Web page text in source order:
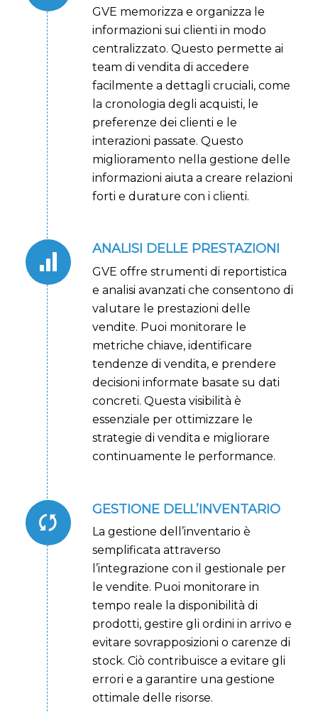
GVE memorizza e organizza le
informazioni sui clienti in modo
centralizzato. Questo permette ai
team di vendita di accedere
facilmente a dettagli cruciali, come
la cronologia degli acquisti, le
preferenze dei clienti e le
interazioni passate. Questo
miglioramento nella gestione delle
informazioni aiuta a creare relazioni
forti e durature con i clienti.
ANALISI DELLE PRESTAZIONI
GVE offre strumenti di reportistica
e analisi avanzati che consentono di
valutare le prestazioni delle
vendite. Puoi monitorare le
metriche chiave, identificare
tendenze di vendita, e prendere
decisioni informate basate su dati
concreti. Questa visibilità è
essenziale per ottimizzare le
strategie di vendita e migliorare
continuamente le performance.
GESTIONE DELL’INVENTARIO
La gestione dell’inventario è
semplificata attraverso
l’integrazione con il gestionale per
le vendite. Puoi monitorare in
tempo reale la disponibilità di
prodotti, gestire gli ordini in arrivo e
evitare sovrapposizioni o carenze di
stock. Ciò contribuisce a evitare gli
errori e a garantire una gestione
ottimale delle risorse.